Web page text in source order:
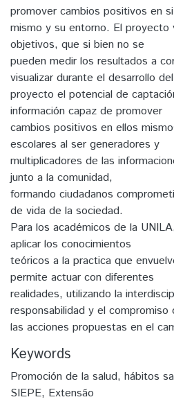
promover cambios positivos en si
mismo y su entorno. El proyecto
objetivos, que si bien no se
pueden medir los resultados a
visualizar durante el desarrollo del
proyecto el potencial de
información capaz de promover
cambios positivos en ellos
escolares al ser generadores y
multiplicadores de las
junto a la comunidad,
formando ciudadanos
de vida de la sociedad.
Para los académicos de la
aplicar los conocimientos
teóricos a la practica que
permite actuar con diferentes
realidades, utilizando la
responsabilidad y el compromiso
las acciones propuestas en el
Keywords
Promoción de la salud, hábitos
SIEPE, Extensão